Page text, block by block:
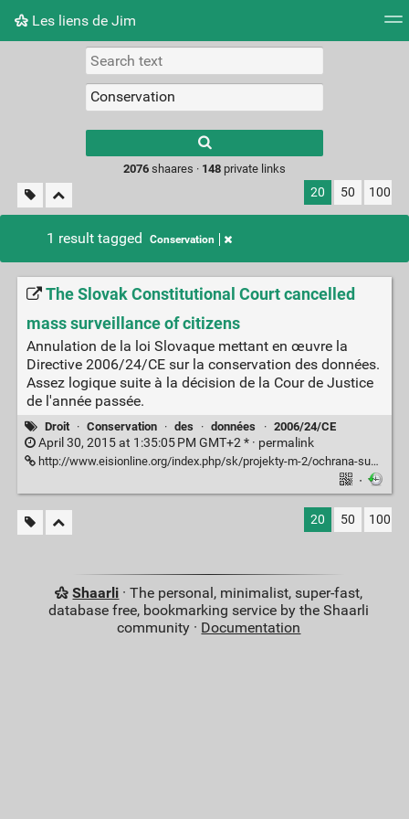
Les liens de Jim
Picture wall
results.
2076shaares · 148private links
20 50 100
1 result tagged Conservation
The Slovak Constitutional Court cancelled
mass surveillance of citizens
Annulation de la loi Slovaque mettant en œuvre la
Directive 2006/24/CE sur la conservation des données.
Assez logique suite à la décision de la Cour de Justice
de l'année passée.
Droit · Conservation · des · données · 2006/24/CE
April 30, 2015 at 1:35:05 PM GMT+2 * · permalink
http://www.eisionline.org/index.php/sk/projekty-m-2/ochrana-sukromia/109-the-slovak-constitutional-court-cancelled-mass-surveillance-of-citizens
·
20 50 100
Shaarli · The personal, minimalist, super-fast,
database free, bookmarking service by the Shaarli
community · Documentation